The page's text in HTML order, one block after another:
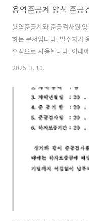
용역준공계와 준공검사원
하는 문서입니다. 발주처가
수적으로 사용됩니다. 아래
하며, 작성 방법을 안내합니
발주처:
담당자: __________ (연락
2025. 3. 10.